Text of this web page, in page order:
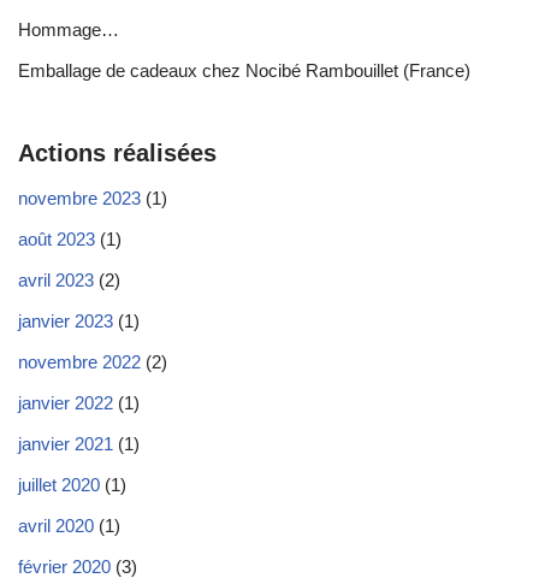
Hommage…
Emballage de cadeaux chez Nocibé Rambouillet (France)
Actions réalisées
novembre 2023 (1)
août 2023 (1)
avril 2023 (2)
janvier 2023 (1)
novembre 2022 (2)
janvier 2022 (1)
janvier 2021 (1)
juillet 2020 (1)
avril 2020 (1)
février 2020 (3)